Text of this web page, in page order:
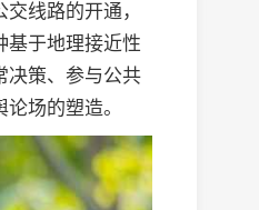
线路的开通，
基于地理接近性
决策、参与公共
场的塑造。